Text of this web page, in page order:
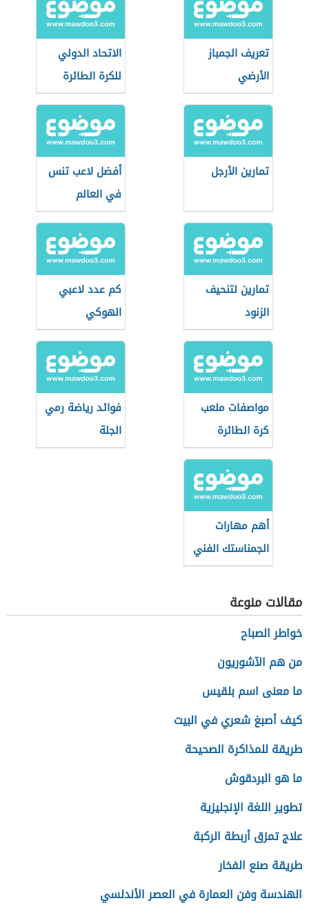
تعريف الجمباز
الأرضي
الاتحاد الدولي
للكرة الطائرة
تمارين الأرجل
أفضل لاعب تنس
في العالم
تمارين لتنحيف
الزنود
كم عدد لاعبي
الهوكي
مواصفات ملعب
كرة الطائرة
الشاطئية
فوائد رياضة رمي
الجلة
أهم مهارات
الجمناستك الفني
مقالات منوعة
خواطر الصباح
من هم الآشوريون
ما معنى اسم بلقيس
كيف أصبغ شعري في البيت
طريقة للمذاكرة الصحيحة
ما هو البردقوش
تطوير اللغة الإنجليزية
علاج تمزق أربطة الركبة
طريقة صنع الفخار
الهندسة وفن العمارة في العصر الأندلسي